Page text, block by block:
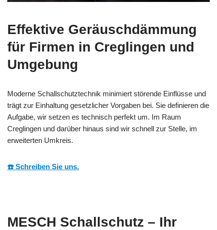
Effektive Geräuschdämmung
für Firmen in Creglingen und
Umgebung
Moderne Schallschutztechnik minimiert störende Einflüsse und
trägt zur Einhaltung gesetzlicher Vorgaben bei. Sie definieren die
Aufgabe, wir setzen es technisch perfekt um. Im Raum
Creglingen und darüber hinaus sind wir schnell zur Stelle, im
erweiterten Umkreis.
☎️ Schreiben Sie uns.
MESCH Schallschutz – Ihr